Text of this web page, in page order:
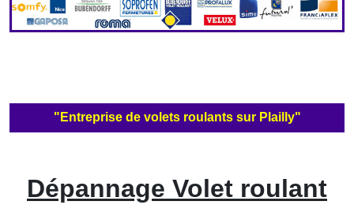
"Entreprise de volets roulants sur Plailly"
Dépannage Volet roulant